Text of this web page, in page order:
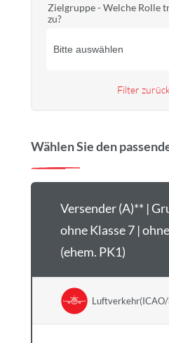
Zielgruppe - Welche Rolle
zu?
Filter
Wählen Sie den
Versender (A)** |
ohne Klasse 7 |
(ehem. PK1)
Luftverkehr(ICAO/